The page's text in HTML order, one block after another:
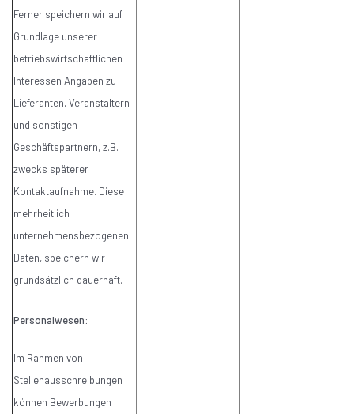
Ferner speichern wir auf
Grundlage unserer
betriebswirtschaftlichen
Interessen Angaben zu
Lieferanten, Veranstaltern
und sonstigen
Geschäftspartnern, z.B.
zwecks späterer
Kontaktaufnahme. Diese
mehrheitlich
unternehmensbezogenen
Daten, speichern wir
grundsätzlich dauerhaft.
Personalwesen:
Im Rahmen von
Stellenausschreibungen
können Bewerbungen